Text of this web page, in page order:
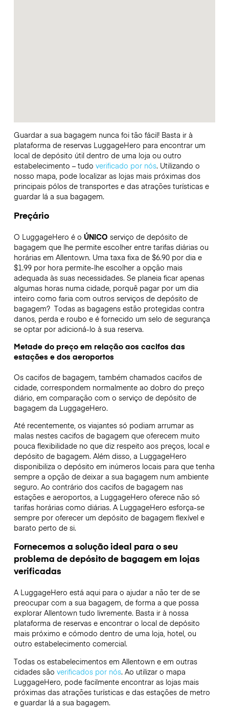
Guardar a sua bagagem nunca foi tão fácil! Basta ir à
plataforma de reservas LuggageHero para encontrar um
local de depósito útil dentro de uma loja ou outro
estabelecimento – tudo verificado por nós. Utilizando o
nosso mapa, pode localizar as lojas mais próximas dos
principais pólos de transportes e das atrações turísticas e
guardar lá a sua bagagem.
Preçário
O LuggageHero é o ÚNICO serviço de depósito de
bagagem que lhe permite escolher entre tarifas diárias ou
horárias em Allentown. Uma taxa fixa de $6.90 por dia e
$1.99 por hora permite-lhe escolher a opção mais
adequada às suas necessidades. Se planeia ficar apenas
algumas horas numa cidade, porquê pagar por um dia
inteiro como faria com outros serviços de depósito de
bagagem? Todas as bagagens estão protegidas contra
danos, perda e roubo e é fornecido um selo de segurança
se optar por adicioná-lo à sua reserva.
Metade do preço em relação aos cacifos das
estações e dos aeroportos
Os cacifos de bagagem, também chamados cacifos de
cidade, correspondem normalmente ao dobro do preço
diário, em comparação com o serviço de depósito de
bagagem da LuggageHero.
Até recentemente, os viajantes só podiam arrumar as
malas nestes cacifos de bagagem que oferecem muito
pouca flexibilidade no que diz respeito aos preços, local e
depósito de bagagem. Além disso, a LuggageHero
disponibiliza o depósito em inúmeros locais para que tenha
sempre a opção de deixar a sua bagagem num ambiente
seguro. Ao contrário dos cacifos de bagagem nas
estações e aeroportos, a LuggageHero oferece não só
tarifas horárias como diárias. A LuggageHero esforça-se
sempre por oferecer um depósito de bagagem flexível e
barato perto de si.
Fornecemos a solução ideal para o seu
problema de depósito de bagagem em lojas
verificadas
A LuggageHero está aqui para o ajudar a não ter de se
preocupar com a sua bagagem, de forma a que possa
explorar Allentown tudo livremente. Basta ir à nossa
plataforma de reservas e encontrar o local de depósito
mais próximo e cómodo dentro de uma loja, hotel, ou
outro estabelecimento comercial.
Todas os estabelecimentos em Allentown e em outras
cidades são verificados por nós. Ao utilizar o mapa
LuggageHero, pode facilmente encontrar as lojas mais
próximas das atrações turísticas e das estações de metro
e guardar lá a sua bagagem.